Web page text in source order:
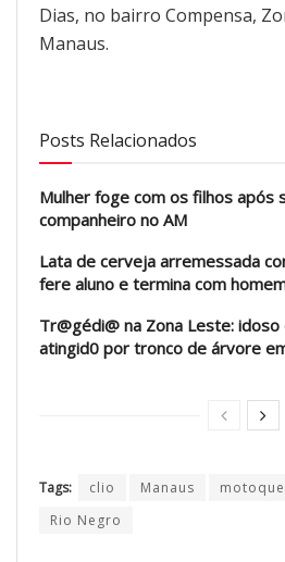
Dias, no bairro Compensa,
Manaus.
Posts Relacionados
Mulher foge com os filhos após
companheiro no AM
Lata de cerveja arremessada
fere aluno e termina com
Tr@gédi@ na Zona Leste:
atingid0 por tronco de árvore
Tags: clio Manaus
Rio Negro